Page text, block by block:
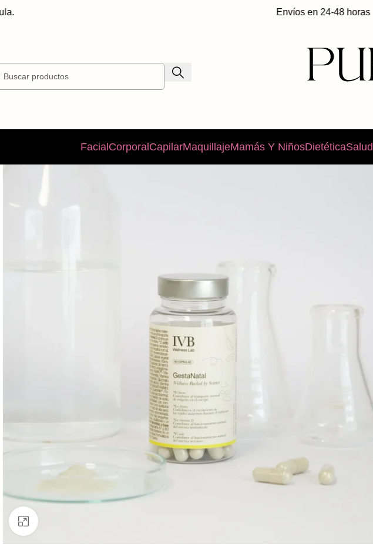
Envíos en 24-48 horas
FacialCorporalCapilarMaquillajeMamás Y NiñosDietéticaSalud